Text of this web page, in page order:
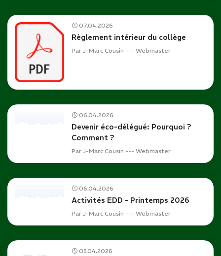
07.04.2026
Règlement intérieur du collège
Par J-Marc Cousin --- Webmaster
06.04.2026
Devenir éco-délégué: Pourquoi ?
Comment ?
Par J-Marc Cousin --- Webmaster
06.04.2026
Activités EDD - Printemps 2026
Par J-Marc Cousin --- Webmaster
05.04.2026